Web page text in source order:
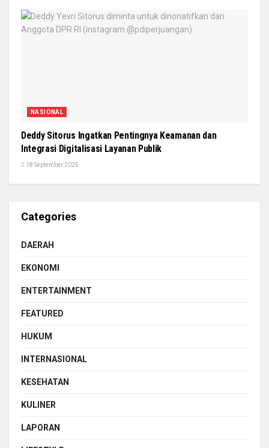
NASIONAL
Deddy Sitorus Ingatkan Pentingnya Keamanan dan
Integrasi Digitalisasi Layanan Publik
18 September 2025
Categories
DAERAH
EKONOMI
ENTERTAINMENT
FEATURED
HUKUM
INTERNASIONAL
KESEHATAN
KULINER
LAPORAN